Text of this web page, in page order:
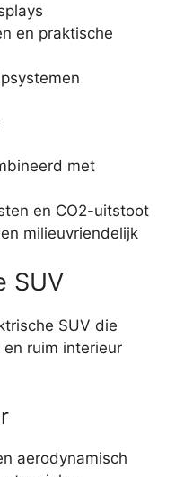
en praktische
met
en CO2-uitstoot
milieuvriendelijk
SUV
SUV die
ruim interieur
aerodynamisch